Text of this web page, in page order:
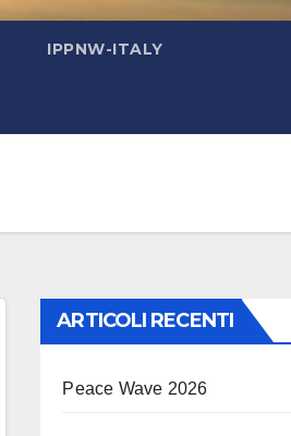
IPPNW-ITALY
ARTICOLI RECENTI
Peace Wave 2026